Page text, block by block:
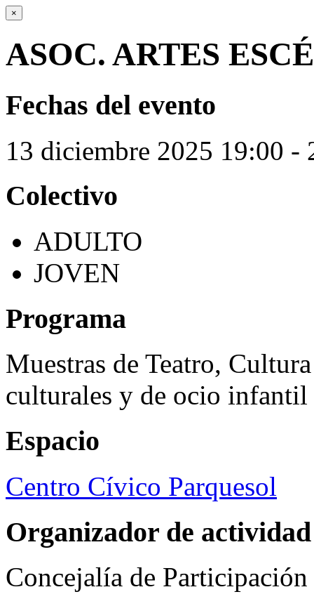
×
ASOC. ARTES
Fechas del evento
13 diciembre 2025 19:00 -
Colectivo
ADULTO
JOVEN
Programa
Muestras de Teatro,
culturales y de ocio infantil
Espacio
Centro Cívico Parquesol
Organizador de actividad
Concejalía de